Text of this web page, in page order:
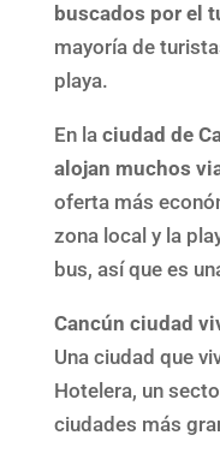
buscados por el
mayoría de
playa.
En laciudad de
alojan muchos
oferta más
zona local y la
bus, así que es
Cancún ciudad
Una ciudad que
Hotelera, un
ciudades más